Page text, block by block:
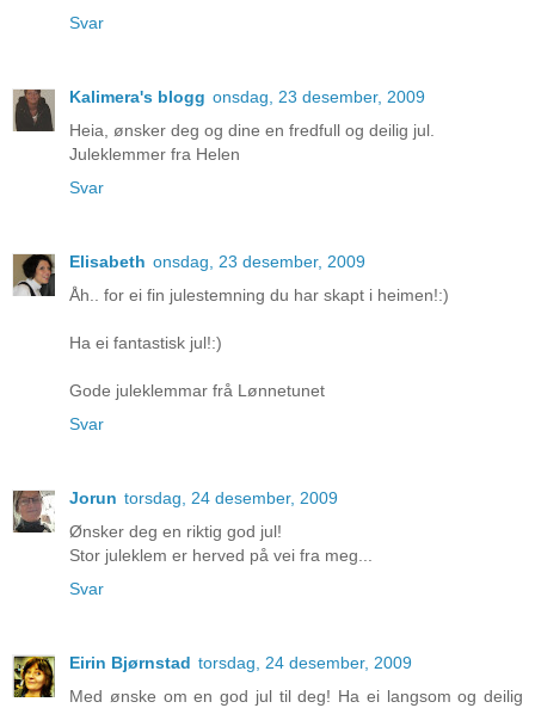
Svar
Kalimera's blogg onsdag, 23 desember, 2009
Heia, ønsker deg og dine en fredfull og deilig jul.
Juleklemmer fra Helen
Svar
Elisabeth onsdag, 23 desember, 2009
Åh.. for ei fin julestemning du har skapt i heimen!:)
Ha ei fantastisk jul!:)
Gode juleklemmar frå Lønnetunet
Svar
Jorun torsdag, 24 desember, 2009
Ønsker deg en riktig god jul!
Stor juleklem er herved på vei fra meg...
Svar
Eirin Bjørnstad torsdag, 24 desember, 2009
Med ønske om en god jul til deg! Ha ei langsom og deilig